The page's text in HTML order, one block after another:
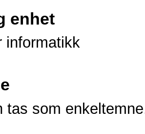
enhet
informatikk
tas som